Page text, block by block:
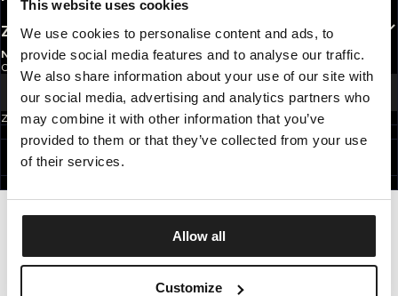
This website uses cookies
We use cookies to personalise content and ads, to
provide social media features and to analyse our traffic.
We also share information about your use of our site with
our social media, advertising and analytics partners who
may combine it with other information that you’ve
provided to them or that they’ve collected from your use
of their services.
Allow all
Customize
ZAOBSERWUJ NAS
NEWSLETTER
Chcesz otrzymywać informacje o najnowszych promocjach i nowościach?
Email address
ZAREJESTRUJ SIĘ
Zapisując się do newslettera akceptujeszpolitykę prywatności.
POLAND
©1997 - 2026 PITBULL WSZELKIE PRAWA ZASTRZEŻONE.